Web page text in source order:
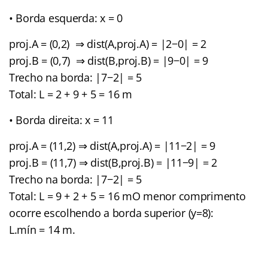
• Borda esquerda: x = 0
proj.A = (0,2) ⇒ dist(A,proj.A) = |2−0| = 2
proj.B = (0,7) ⇒ dist(B,proj.B) = |9−0| = 9
Trecho na borda: |7−2| = 5
Total: L = 2 + 9 + 5 = 16 m
• Borda direita: x = 11
proj.A = (11,2) ⇒ dist(A,proj.A) = |11−2| = 9
proj.B = (11,7) ⇒ dist(B,proj.B) = |11−9| = 2
Trecho na borda: |7−2| = 5
Total: L = 9 + 2 + 5 = 16 mO menor comprimento
ocorre escolhendo a borda superior (y=8):
L.mín = 14 m.